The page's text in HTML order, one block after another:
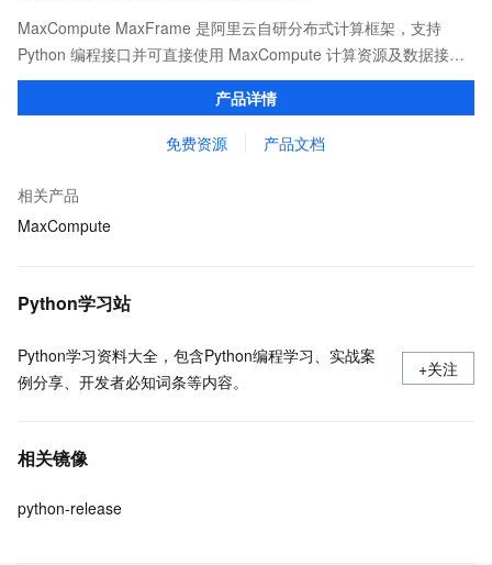
MaxCompute MaxFrame 是阿里云自研分布式计算框架，支持
Python 编程接口并可直接使用 MaxCompute 计算资源及数据接
口，与 MaxCompute Notebook、镜像管理等功能共同构成
MaxCompute 完整 Python 开发生态。
产品详情
免费资源 产品文档
相关产品
MaxCompute
Python学习站
Python学习资料大全，包含Python编程学习、实战案
例分享、开发者必知词条等内容。
+关注
相关镜像
python-release